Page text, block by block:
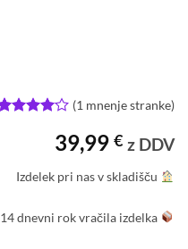
podlagi
ocene
(1 mnenje stranke)
39,99 € z DDV
Izdelek pri nas v skladišču
14 dnevni rok vračila izdelka